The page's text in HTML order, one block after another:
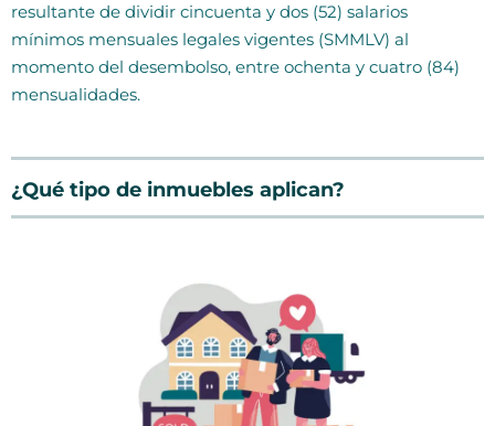
resultante de dividir cincuenta y dos (52) salarios
mínimos mensuales legales vigentes (SMMLV) al
momento del desembolso, entre ochenta y cuatro (84)
mensualidades.
¿Qué tipo de inmuebles aplican?